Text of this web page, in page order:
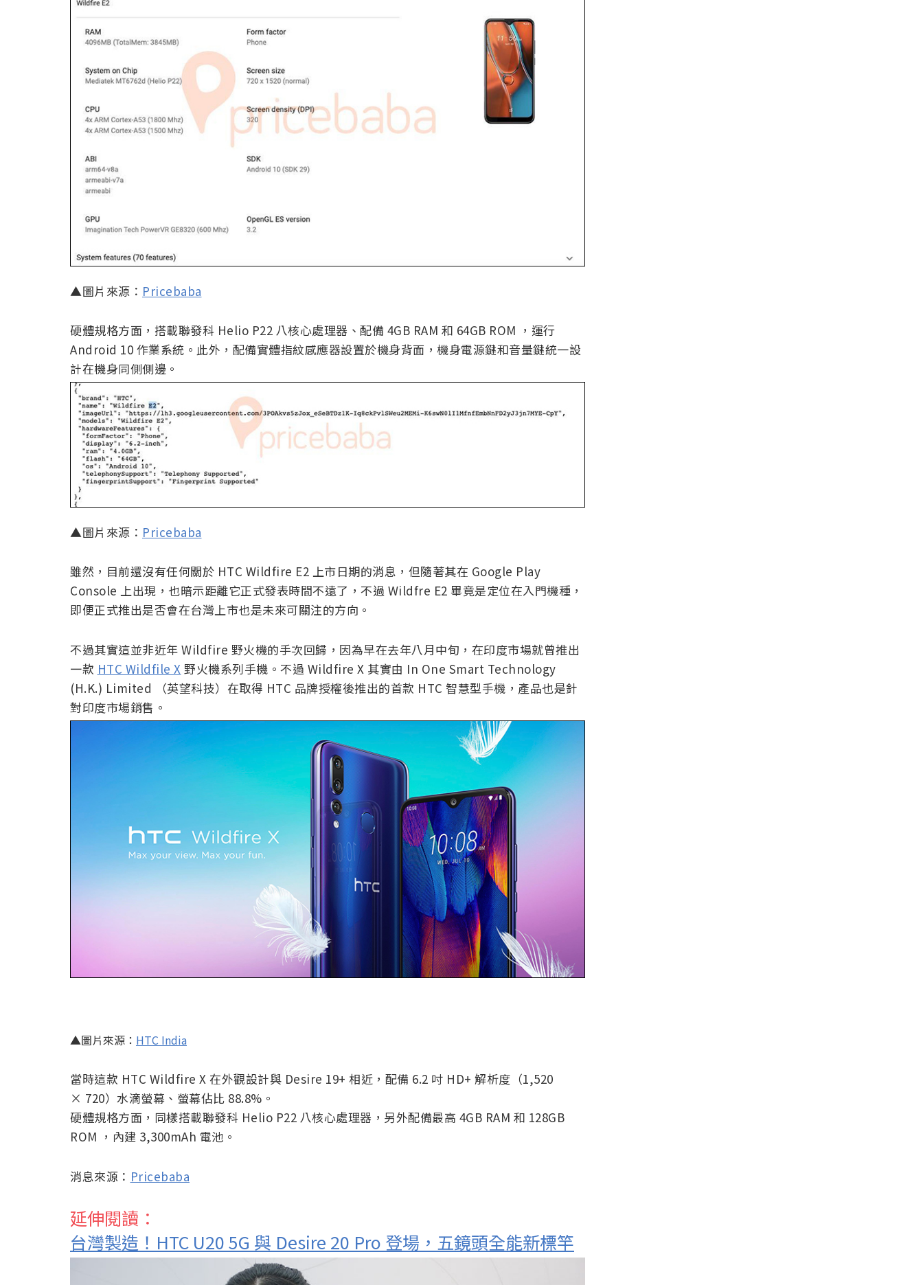
▲圖片來源： Pricebaba
硬體規格方面，搭載聯發科 Helio P22 八核心處理器、配備 4GB RAM 和 64GB ROM ，運行
Android 10 作業系統。此外，配備實體指紋感應器設置於機身背面，機身電源鍵和音量鍵統一設
計在機身同側側邊。
▲圖片來源： Pricebaba
雖然，目前還沒有任何關於 HTC Wildfire E2 上市日期的消息，但隨著其在 Google Play
Console 上出現，也暗示距離它正式發表時間不遠了，不過 Wildfre E2 畢竟是定位在入門機種，
即便正式推出是否會在台灣上市也是未來可關注的方向。
不過其實這並非近年 Wildfire 野火機的手次回歸，因為早在去年八月中旬，在印度市場就曾推出
一款 HTC Wildfile X 野火機系列手機。不過 Wildfire X 其實由 In One Smart Technology
(H.K.) Limited （英望科技）在取得 HTC 品牌授權後推出的首款 HTC 智慧型手機，產品也是針
對印度市場銷售。
▲圖片來源： HTC India
當時這款 HTC Wildfire X 在外觀設計與 Desire 19+ 相近，配備 6.2 吋 HD+ 解析度（1,520
× 720）水滴螢幕、螢幕佔比 88.8%。
硬體規格方面，同樣搭載聯發科 Helio P22 八核心處理器，另外配備最高 4GB RAM 和 128GB
ROM ，內建 3,300mAh 電池。
消息來源： Pricebaba
延伸閱讀：
台灣製造！HTC U20 5G 與 Desire 20 Pro 登場，五鏡頭全能新標竿